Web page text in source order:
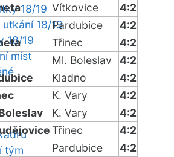
18/19
18/19
18/19
míst
tým
Vítkovice
4:2
Pardubice
4:2
Třinec
4:2
Ml. Boleslav
4:2
Kladno
4:2
K. Vary
4:2
K. Vary
4:2
Třinec
4:2
Pardubice
4:2